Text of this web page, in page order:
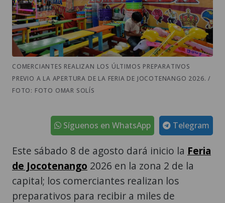
COMERCIANTES REALIZAN LOS ÚLTIMOS PREPARATIVOS
PREVIO A LA APERTURA DE LA FERIA DE JOCOTENANGO 2026. /
FOTO: FOTO OMAR SOLÍS
Telegram
Síguenos en WhatsApp
Este sábado 8 de agosto dará inicio la Feria
de Jocotenango 2026 en la zona 2 de la
capital; los comerciantes realizan los
preparativos para recibir a miles de